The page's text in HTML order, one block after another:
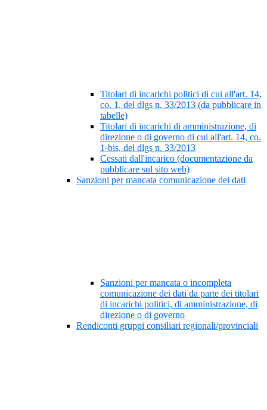
Titolari di incarichi politici di cui all'art. 14,
co. 1, del dlgs n. 33/2013 (da pubblicare in
tabelle)
Titolari di incarichi di amministrazione, di
direzione o di governo di cui all'art. 14, co.
1-bis, del dlgs n. 33/2013
Cessati dall'incarico (documentazione da
pubblicare sul sito web)
Sanzioni per mancata comunicazione dei dati
Sanzioni per mancata o incompleta
comunicazione dei dati da parte dei titolari
di incarichi politici, di amministrazione, di
direzione o di governo
Rendiconti gruppi consiliari regionali/provinciali